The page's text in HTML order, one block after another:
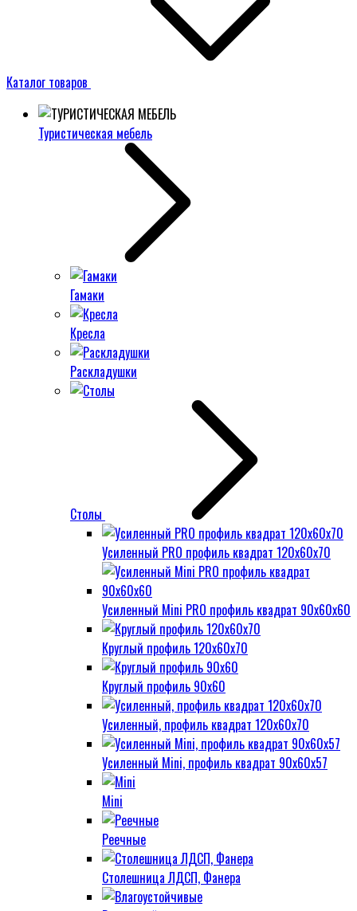
Каталог товаров
Туристическая мебель
Гамаки
Кресла
Раскладушки
Столы
Усиленный PRO профиль квадрат 120х60х70
Усиленный Mini PRO профиль квадрат 90х60х60
Круглый профиль 120х60х70
Круглый профиль 90х60
Усиленный, профиль квадрат 120х60х70
Усиленный Mini, профиль квадрат 90х60х57
Mini
Реечные
Столешница ЛДСП, Фанера